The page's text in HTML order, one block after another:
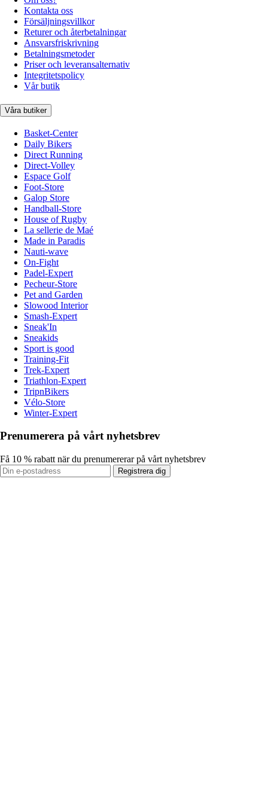
Kontakta oss
Försäljningsvillkor
Returer och återbetalningar
Ansvarsfriskrivning
Betalningsmetoder
Priser och leveransalternativ
Integritetspolicy
Vår butik
Våra butiker
Basket-Center
Daily Bikers
Direct Running
Direct-Volley
Espace Golf
Foot-Store
Galop Store
Handball-Store
House of Rugby
La sellerie de Maé
Made in Paradis
Nauti-wave
On-Fight
Padel-Expert
Pecheur-Store
Pet and Garden
Slowood Interior
Smash-Expert
Sneak'In
Sneakids
Sport is good
Training-Fit
Trek-Expert
Triathlon-Expert
TripnBikers
Vélo-Store
Winter-Expert
Prenumerera på vårt nyhetsbrev
Få 10 % rabatt när du prenumererar på vårt nyhetsbrev
Registrera dig